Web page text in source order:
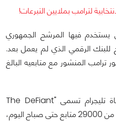
لترامب بملايين التبرعات!
يستخدم فيها المرشح الجمهوري
للبنك الرقمي الذي لم يعمل بعد.
المنشور مع متابعيه البالغ
يتضمن منشور ترامب رابطًا لقناة تليجرام تسمى "The DeFiant
Ones"، والتي كان لديها ما يقرب من 29000 متابع حتى صباح اليوم،